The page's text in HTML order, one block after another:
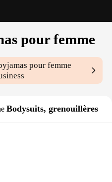
pour femme
pour femme
Bodysuits, grenouillères